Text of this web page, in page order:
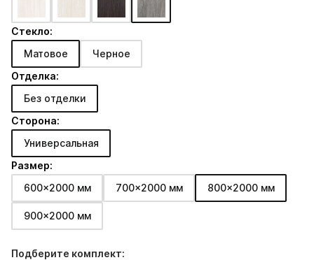
Стекло:
Матовое
Черное
Отделка:
Без отделки
Сторона:
Универсальная
Размер:
600x2000 мм
700x2000 мм 800x2000 мм
900x2000 мм
Подберите комплект: